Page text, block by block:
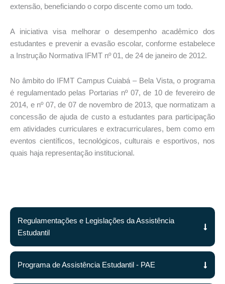
extensão, beneficiando o corpo discente como um todo.
A iniciativa visa melhorar o desempenho acadêmico dos
estudantes e prevenir a evasão escolar, conforme estabelece
a Instrução Normativa IFMT nº 01, de 24 de janeiro de 2012.
No âmbito do IFMT Campus Cuiabá – Bela Vista, o programa
é regulamentado pelas Portarias nº 07, de 10 de fevereiro de
2014, e nº 07, de 07 de novembro de 2013, que normatizam a
concessão de ajuda de custo a estudantes para participação
em atividades curriculares e extracurriculares, bem como em
eventos científicos, tecnológicos, culturais e esportivos, nos
quais haja representação institucional.
Regulamentações e Legislações da Assistência
Estudantil
Programa de Assistência Estudantil - PAE